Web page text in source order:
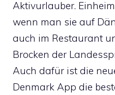
Aktivurlauber.
wenn man sie auf
auch im Restaurant
Brocken der
Auch dafür ist die
Denmark App die